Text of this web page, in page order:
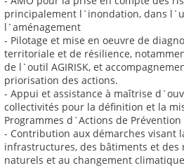
principalement l`inondation, dans
l`aménagement
- Pilotage et mise en oeuvre de
territoriale et de résilience,
de l`outil AGIRISK, et
priorisation des actions.
- Appui et assistance à maîtrise
collectivités pour la définition et la
Programmes d`Actions de Prévention
- Contribution aux démarches visant
infrastructures, des bâtiments et des
naturels et au changement